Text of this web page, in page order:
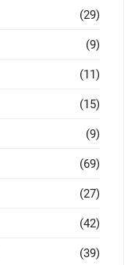
(29)
(9)
(11)
(15)
(9)
(69)
(27)
(42)
(39)